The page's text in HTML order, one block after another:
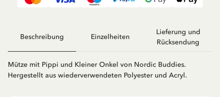
Beschreibung Einzelheiten
Lieferung und
Rücksendung
Mütze mit Pippi und Kleiner Onkel von Nordic Buddies.
Hergestellt aus wiederverwendeten Polyester und Acryl.